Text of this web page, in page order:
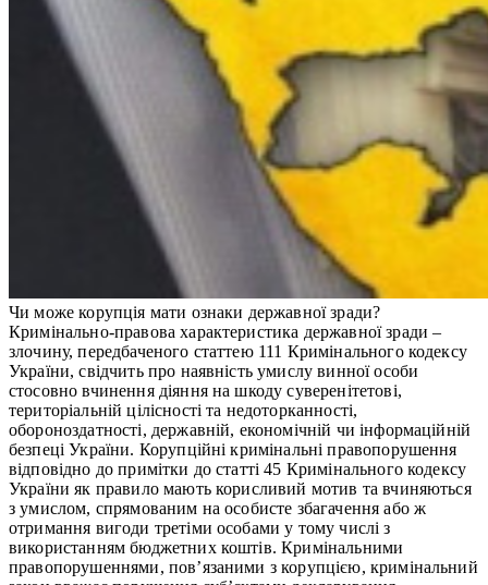
Чи може корупція мати ознаки державної зради?
Кримінально-правова характеристика державної зради –
злочину, передбаченого статтею 111 Кримінального кодексу
України, свідчить про наявність умислу винної особи
стосовно вчинення діяння на шкоду суверенітетові,
територіальній цілісності та недоторканності,
обороноздатності, державній, економічній чи інформаційній
безпеці України. Корупційні кримінальні правопорушення
відповідно до примітки до статті 45 Кримінального кодексу
України як правило мають корисливий мотив та вчиняються
з умислом, спрямованим на особисте збагачення або ж
отримання вигоди третіми особами у тому числі з
використанням бюджетних коштів. Кримінальними
правопорушеннями, пов’язаними з корупцією, кримінальний